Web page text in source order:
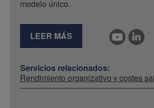
modelo único.
LEER MÁS
Servicios relacionados:
Rendimiento organizativo y costes